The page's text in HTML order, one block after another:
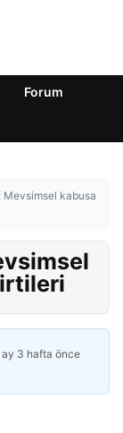
Forum
Mevsimsel kabusa
ay 3 hafta önce